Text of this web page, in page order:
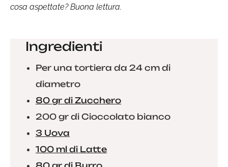
cosa aspettate? Buona lettura.
Ingredienti
Per una tortiera da 24 cm di
diametro
80 gr di Zucchero
200 gr di Cioccolato bianco
3 Uova
100 ml di Latte